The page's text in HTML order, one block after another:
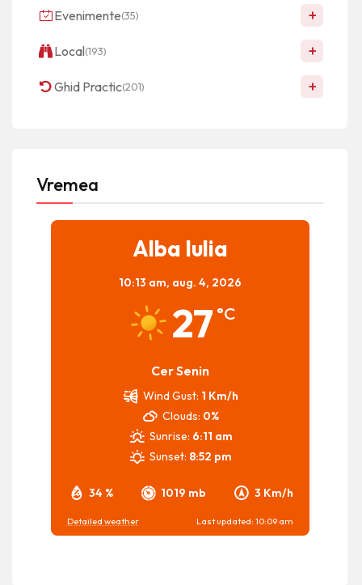
Evenimente(35) +
Local(193) +
Ghid Practic(201) +
Vremea
Alba Iulia
10:13 am, aug. 4, 2026
27 °C
Cer Senin
34 % 1019 mb 3 Km/h
Wind Gust: 1 Km/h
Clouds: 0%
Sunrise: 6:11 am
Sunset: 8:52 pm
Detailed weather Last updated: 10:09 am